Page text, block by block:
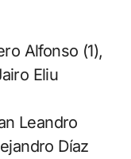
Alfonso (1),
Eliu
Leandro
Díaz